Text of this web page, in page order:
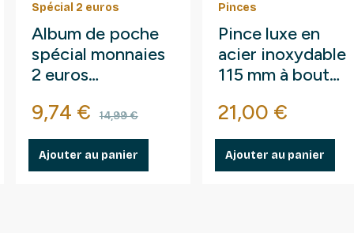
Spécial 2 euros
Album de poche
spécial monnaies
2 euros
Prix
9,74 € Prix de base
14,99 €
Ajouter au panier
Pinces
Pince luxe en
acier inoxydable
115 mm à bout
Prix
21,00 €
Ajouter au panier